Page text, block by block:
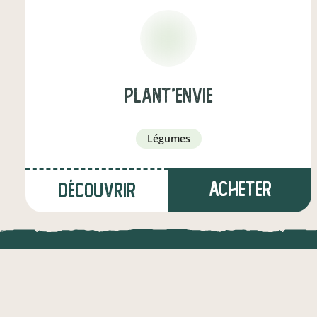
Plant'EnVie
légumes
Découvrir Acheter